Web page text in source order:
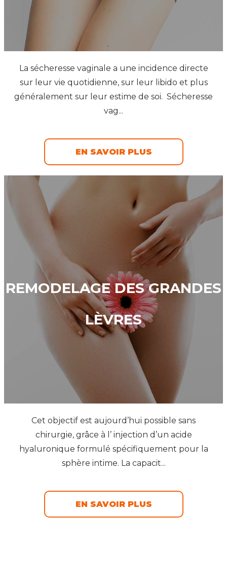
La sécheresse vaginale a une incidence directe
sur leur vie quotidienne, sur leur libido et plus
généralement sur leur estime de soi. Sécheresse
vag...
EN SAVOIR PLUS
REMODELAGE DES GRANDES
LÈVRES
Cet objectif est aujourd’hui possible sans
chirurgie, grâce à l’ injection d’un acide
hyaluronique formulé spécifiquement pour la
sphère intime. La capacit...
EN SAVOIR PLUS